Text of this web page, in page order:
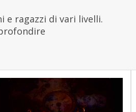
ragazzi di vari livelli.